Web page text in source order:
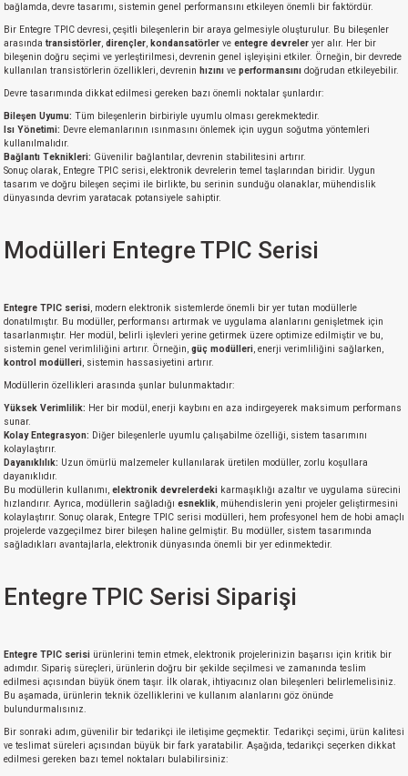
bağlamda, devre tasarımı, sistemin genel performansını etkileyen önemli bir faktördür.
Bir Entegre TPIC devresi, çeşitli bileşenlerin bir araya gelmesiyle oluşturulur. Bu bileşenler
arasında transistörler dirençler kondansatörler ve entegre devreler yer alır. Her bir
bileşenin doğru seçimi ve yerleştirilmesi, devrenin genel işleyişini etkiler. Örneğin, bir devrede
kullanılan transistörlerin özellikleri, devrenin hızını ve performansını doğrudan etkileyebilir.
Devre tasarımında dikkat edilmesi gereken bazı önemli noktalar şunlardır:
Bileşen Uyumu: Tüm bileşenlerin birbiriyle uyumlu olması gerekmektedir.
Isı Yönetimi: Devre elemanlarının ısınmasını önlemek için uygun soğutma yöntemleri
kullanılmalıdır.
Bağlantı Teknikleri: Güvenilir bağlantılar, devrenin stabilitesini artırır.
Sonuç olarak, Entegre TPIC serisi, elektronik devrelerin temel taşlarından biridir. Uygun
tasarım ve doğru bileşen seçimi ile birlikte, bu serinin sunduğu olanaklar, mühendislik
dünyasında devrim yaratacak potansiyele sahiptir.
Modülleri Entegre TPIC Serisi
Entegre TPIC serisi , modern elektronik sistemlerde önemli bir yer tutan modüllerle
donatılmıştır. Bu modüller, performansı artırmak ve uygulama alanlarını genişletmek için
tasarlanmıştır. Her modül, belirli işlevleri yerine getirmek üzere optimize edilmiştir ve bu,
sistemin genel verimliliğini artırır. Örneğin, güç modülleri , enerji verimliliğini sağlarken,
kontrol modülleri , sistemin hassasiyetini artırır.
Modüllerin özellikleri arasında şunlar bulunmaktadır:
Yüksek Verimlilik: Her bir modül, enerji kaybını en aza indirgeyerek maksimum performans
sunar.
Kolay Entegrasyon: Diğer bileşenlerle uyumlu çalışabilme özelliği, sistem tasarımını
kolaylaştırır.
Dayanıklılık: Uzun ömürlü malzemeler kullanılarak üretilen modüller, zorlu koşullara
dayanıklıdır.
Bu modüllerin kullanımı, elektronik devrelerdeki karmaşıklığı azaltır ve uygulama sürecini
hızlandırır. Ayrıca, modüllerin sağladığı esneklik , mühendislerin yeni projeler geliştirmesini
kolaylaştırır. Sonuç olarak, Entegre TPIC serisi modülleri, hem profesyonel hem de hobi amaçlı
projelerde vazgeçilmez birer bileşen haline gelmiştir. Bu modüller, sistem tasarımında
sağladıkları avantajlarla, elektronik dünyasında önemli bir yer edinmektedir.
Entegre TPIC Serisi Siparişi
Entegre TPIC serisi ürünlerini temin etmek, elektronik projelerinizin başarısı için kritik bir
adımdır. Sipariş süreçleri, ürünlerin doğru bir şekilde seçilmesi ve zamanında teslim
edilmesi açısından büyük önem taşır. İlk olarak, ihtiyacınız olan bileşenleri belirlemelisiniz.
Bu aşamada, ürünlerin teknik özelliklerini ve kullanım alanlarını göz önünde
bulundurmalısınız.
Bir sonraki adım, güvenilir bir tedarikçi ile iletişime geçmektir. Tedarikçi seçimi, ürün kalitesi
ve teslimat süreleri açısından büyük bir fark yaratabilir. Aşağıda, tedarikçi seçerken dikkat
edilmesi gereken bazı temel noktaları bulabilirsiniz: